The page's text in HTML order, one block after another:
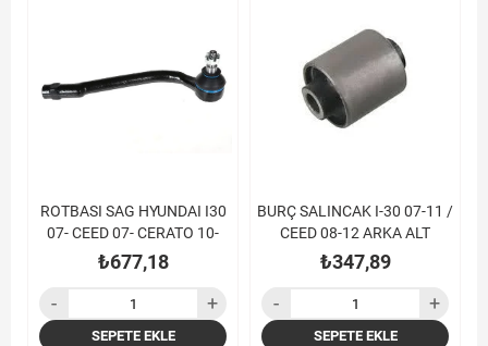
ROTBASI SAG HYUNDAI I30
07- CEED 07- CERATO 10-
₺677,18
SEPETE EKLE
BURÇ SALINCAK I-30 07-11 /
CEED 08-12 ARKA ALT
₺347,89
SEPETE EKLE